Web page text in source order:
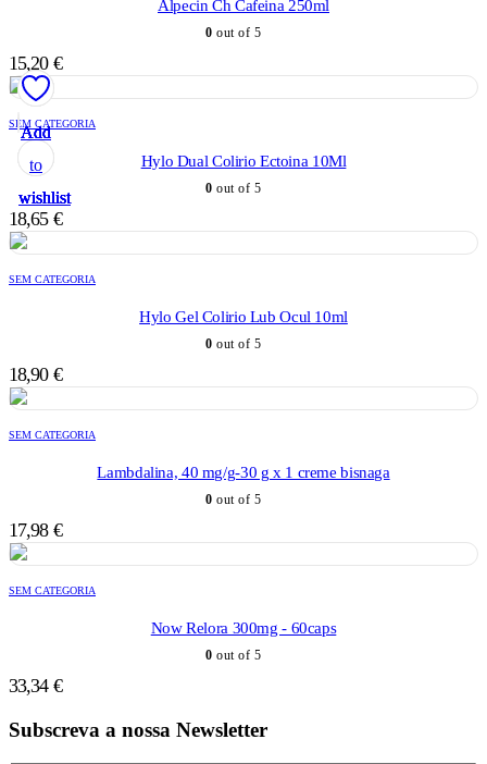
Add
to
wishlist
Alpecin Ch Cafeina 250ml
0 out of 5
15,20 €
Add
to
wishlist
SEM CATEGORIA
Hylo Dual Colirio Ectoina 10Ml
0 out of 5
18,65 €
Add
to
wishlist
SEM CATEGORIA
Hylo Gel Colirio Lub Ocul 10ml
0 out of 5
18,90 €
Add
to
wishlist
SEM CATEGORIA
Lambdalina, 40 mg/g-30 g x 1 creme bisnaga
0 out of 5
17,98 €
Add
to
wishlist
SEM CATEGORIA
Now Relora 300mg - 60caps
0 out of 5
33,34 €
Subscreva a nossa Newsletter